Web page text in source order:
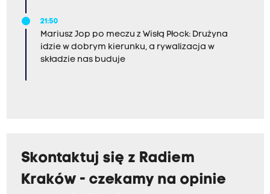
21:50
Mariusz Jop po meczu z Wisłą Płock: Drużyna
idzie w dobrym kierunku, a rywalizacja w
składzie nas buduje
Skontaktuj się z Radiem
Kraków - czekamy na opinie